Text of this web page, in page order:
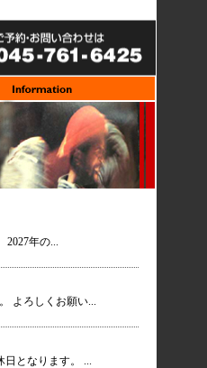
2027年の...
よろしくお願い...
となります。 ...